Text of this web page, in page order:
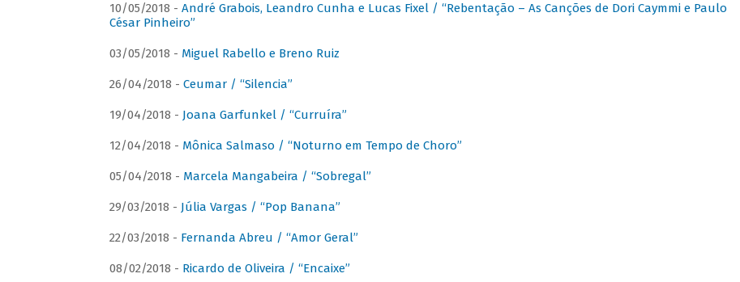
10/05/2018 - André Grabois, Leandro Cunha e Lucas Fixel / “Rebentação – As Canções de Dori Caymmi e Paulo
César Pinheiro”
03/05/2018 - Miguel Rabello e Breno Ruiz
26/04/2018 - Ceumar / “Silencia”
19/04/2018 - Joana Garfunkel / “Curruíra”
12/04/2018 - Mônica Salmaso / “Noturno em Tempo de Choro”
05/04/2018 - Marcela Mangabeira / “Sobregal”
29/03/2018 - Júlia Vargas / “Pop Banana”
22/03/2018 - Fernanda Abreu / “Amor Geral”
08/02/2018 - Ricardo de Oliveira / “Encaixe”